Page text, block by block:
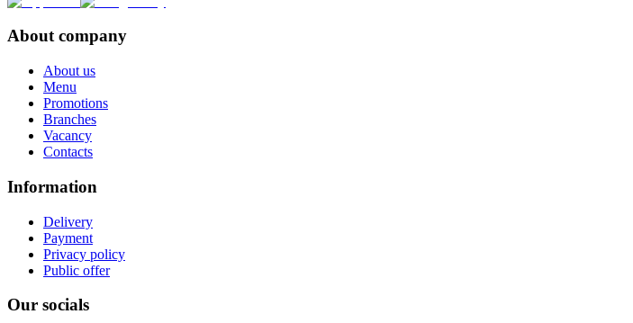
About company
About us
Menu
Promotions
Branches
Vacancy
Contacts
Information
Delivery
Payment
Privacy policy
Public offer
Our socials